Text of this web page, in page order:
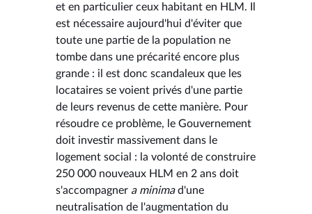
et en particulier ceux habitant en HLM. Il
est nécessaire aujourd'hui d'éviter que
toute une partie de la population ne
tombe dans une précarité encore plus
grande : il est donc scandaleux que les
locataires se voient privés d'une partie
de leurs revenus de cette manière. Pour
résoudre ce problème, le Gouvernement
doit investir massivement dans le
logement social : la volonté de construire
250 000 nouveaux HLM en 2 ans doit
s'accompagner a minimad'une
neutralisation de l'augmentation du